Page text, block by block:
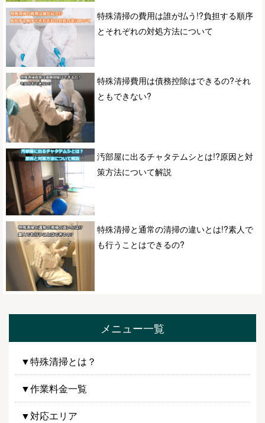
特殊清掃の費用は誰が払う!?負担する順序
とそれぞれの対処方法について
特殊清掃費用は債務控除はできるの?それ
ともできない?
汚部屋に出るチャタテムシとは!?原因と対
策方法について解説
特殊清掃と通常の清掃の違いとは!?素人で
も行うことはできるの?
メニュー一覧
▼特殊清掃とは？
▼作業料金一覧
▼対応エリア